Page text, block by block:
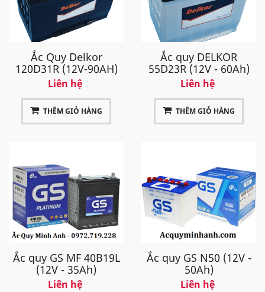
Ắc Quy Delkor
120D31R (12V-90AH)
Liên hệ
THÊM GIỎ HÀNG
Ắc quy DELKOR
55D23R (12V - 60Ah)
Liên hệ
THÊM GIỎ HÀNG
Ắc quy GS MF 40B19L
(12V - 35Ah)
Liên hệ
Ắc quy GS N50 (12V -
50Ah)
Liên hệ